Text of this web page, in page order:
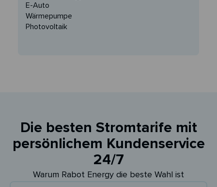
E-Auto
Wärmepumpe
Photovoltaik
Die besten Stromtarife mit
persönlichem Kundenservice
24/7
Warum Rabot Energy die beste Wahl ist